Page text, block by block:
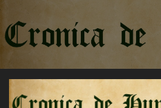
la
conținut